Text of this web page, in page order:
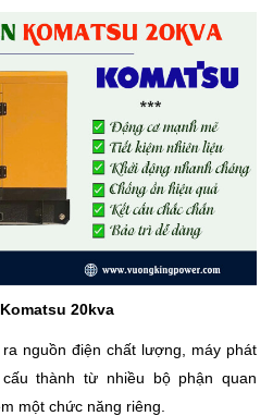
20kva
nguồn điện chất lượng, máy phát
thành từ nhiều bộ phận quan
một chức năng riêng.